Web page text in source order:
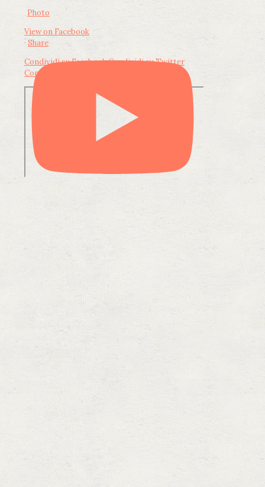
Photo
View on Facebook
· Share
Condividi su FacebookCondividi su Twitter
Condividi su LinkedIn